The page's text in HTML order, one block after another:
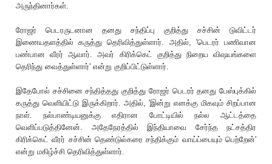
அருந்தினார்கள்.
ரோஜர் பெடரருடனான தனது சந்திப்பு குறித்து ச‌ச்‌சி‌ன் டுவிட்டர்
இணையதளத்தில் கருத்து தெரிவித்துள்ளார். அதில், 'பெடரர் பணிவான
பண்பான வீரர் ஆவார். அவர் கிரிக்கெட் குறித்து நிறைய விஷயங்களை
தெரிந்து வைத்துள்ளார்' என்று குறிப்பிட்டுள்ளார்.
இதேபோல் ச‌ச்‌சினை சந்தித்தது குறித்து ரோஜர் பெடரர் தனது பேஸ்புக்கில்
கருத்து வெளியிட்டு இருக்கிறார். அதில், 'இன்று எனக்கு மிகவும் சிறப்பான
நாள். நல்பாண்டியனுக்கு எதிரான போட்டியில் நல்ல ஆட்டத்தை
வெளிப்படுத்தினேன். அதேநேரத்தில் இந்தியாவை சேர்ந்த நட்சத்திர
கிரிக்கெட் வீரர் சச்சின் தெண்டுல்கரை சந்திக்கும் வாய்ப்பையும் பெற்றேன்'
என்று மகிழ்ச்சி தெரிவித்துள்ளார்.